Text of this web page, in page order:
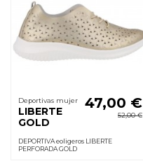
Deportivas mujer
LIBERTE
GOLD
47,00 €
52,00 €
DEPORTIVA eoligeros LIBERTE
PERFORADA GOLD